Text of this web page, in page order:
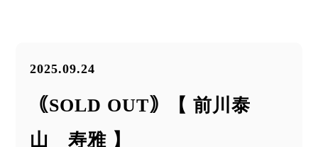
2025.09.24
｟SOLD OUT｠【 前川泰
山 寿雅 】